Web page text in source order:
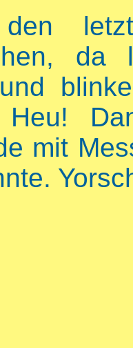
mit